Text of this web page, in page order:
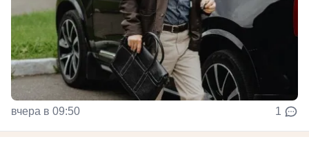
вчера в 09:50 1